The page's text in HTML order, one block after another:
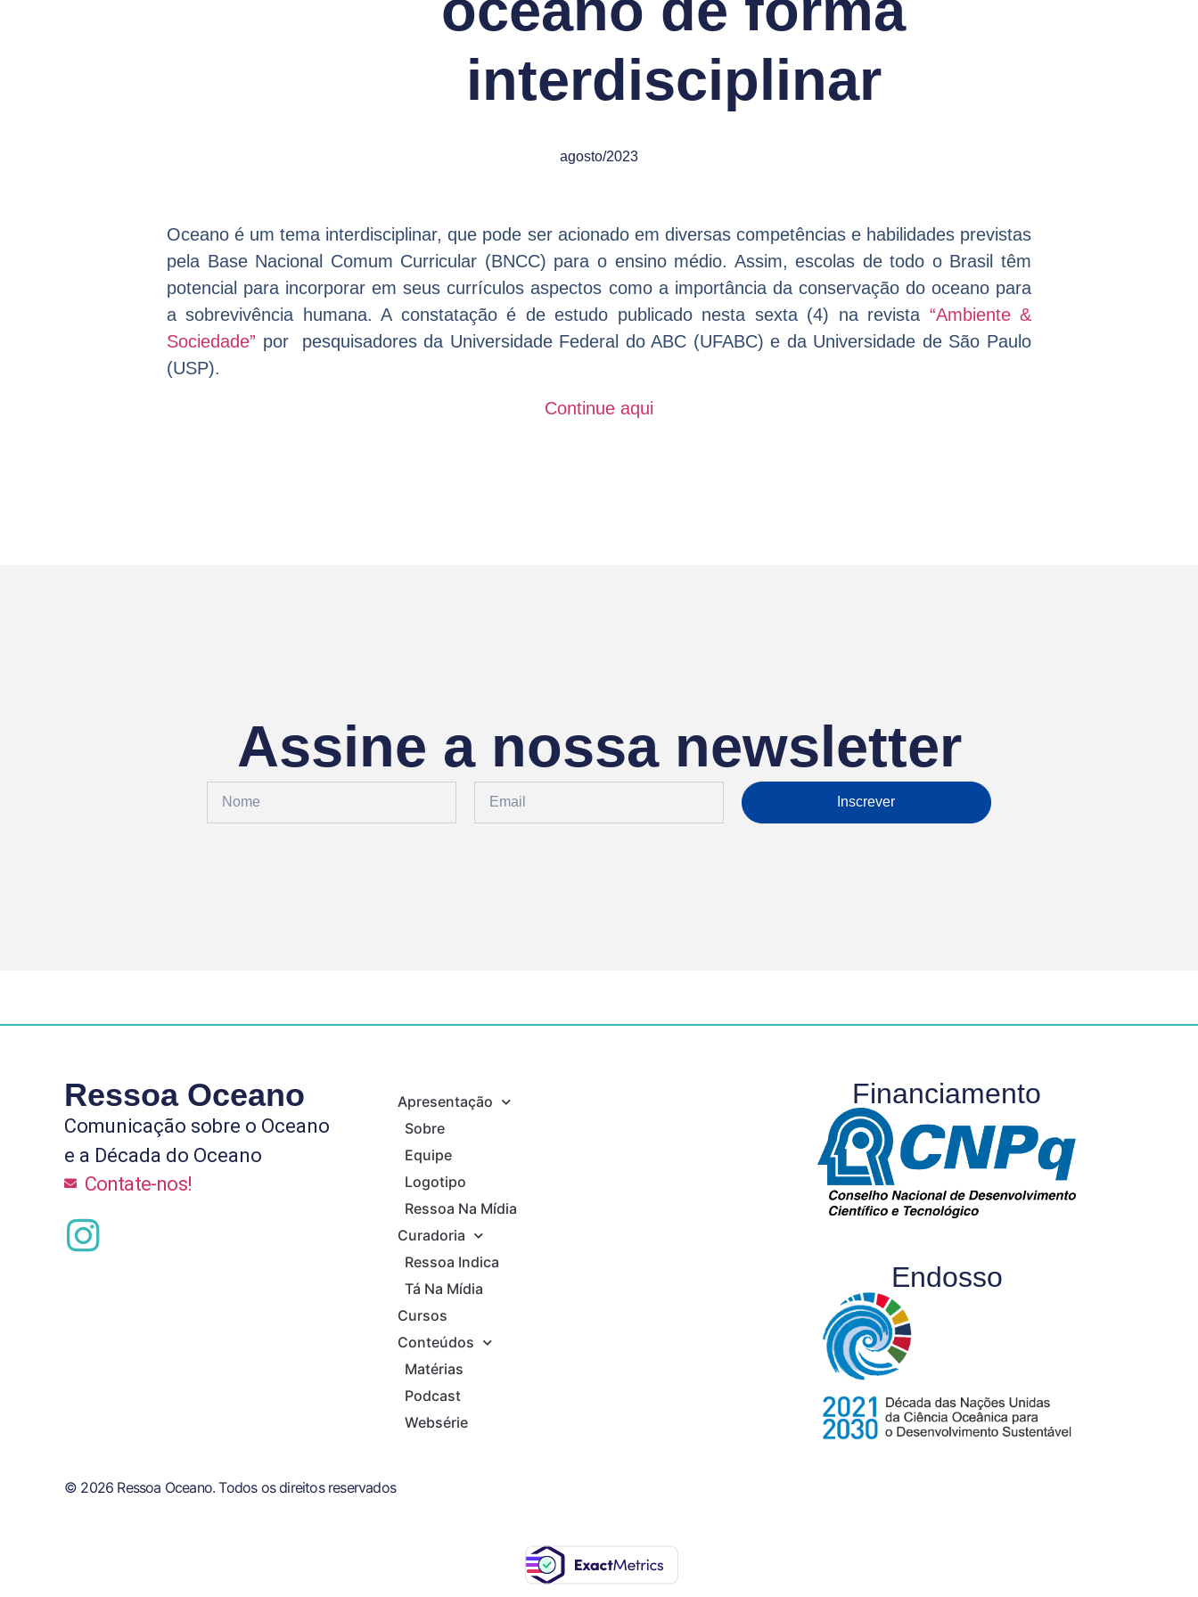
interdisciplinar
agosto/2023
Oceano é um tema interdisciplinar, que pode ser acionado em diversas competências e habilidades previstas
pela Base Nacional Comum Curricular (BNCC) para o ensino médio. Assim, escolas de todo o Brasil têm
potencial para incorporar em seus currículos aspectos como a importância da conservação do oceano para
a sobrevivência humana. A constatação é de estudo publicado nesta sexta (4) na revista “Ambiente &
Sociedade” por pesquisadores da Universidade Federal do ABC (UFABC) e da Universidade de São Paulo
(USP).
Continue aqui
Assine a nossa newsletter
Inscrever
Ressoa Oceano
Comunicação sobre o Oceano
e a Década do Oceano
Contate-nos!
Apresentação
Sobre
Equipe
Logotipo
Ressoa Na Mídia
Curadoria
Ressoa Indica
Tá Na Mídia
Cursos
Conteúdos
Matérias
Podcast
Websérie
Financiamento
Endosso
© 2026 Ressoa Oceano. Todos os direitos reservados